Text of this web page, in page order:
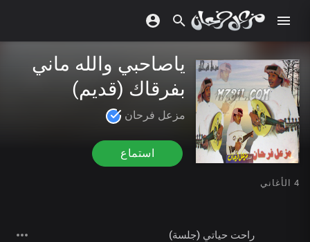
ياصاحبي والله ماني
بفرقاك (قديم)
مزعل فرحان
استماع
4 الأغاني
راحت حياتي (جلسة)